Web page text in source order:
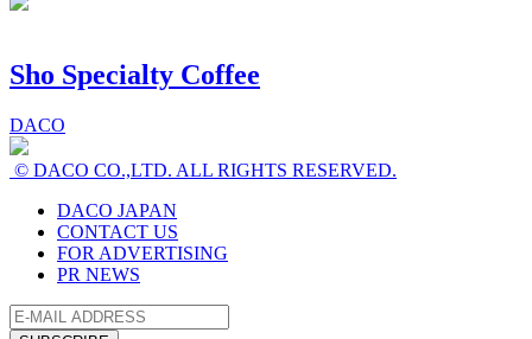
Sho Specialty Coffee
DACO
© DACO CO.,LTD. ALL RIGHTS RESERVED.
DACO JAPAN
CONTACT US
FOR ADVERTISING
PR NEWS